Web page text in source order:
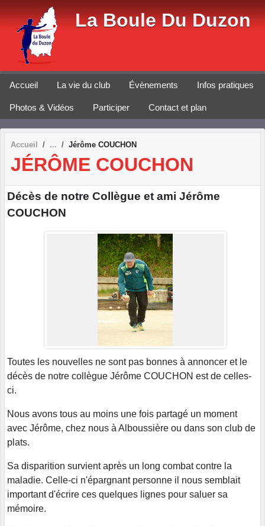
La Boule Du Duzon
Accueil La vie du club Évènements Infos pratiques
Photos & Vidéos Participer Contact et plan
Accueil Jérôme COUCHON
JÉRÔME COUCHON
Décès de notre Collègue et ami Jérôme
COUCHON
Toutes les nouvelles ne sont pas bonnes à annoncer et le
décès de notre collègue Jérôme COUCHON est de celles-
ci.
Nous avons tous au moins une fois partagé un moment
avec Jérôme, chez nous à Alboussière ou dans son club de
plats.
Sa disparition survient après un long combat contre la
maladie. Celle-ci n'épargnant personne il nous semblait
important d'écrire ces quelques lignes pour saluer sa
mémoire.
Panneau de gestion des cookies